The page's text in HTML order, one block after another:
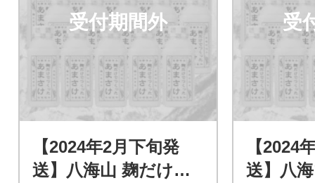
受付期間外
【2024年2月下旬発
送】八海山 麹だけで
受
【2024
送】八